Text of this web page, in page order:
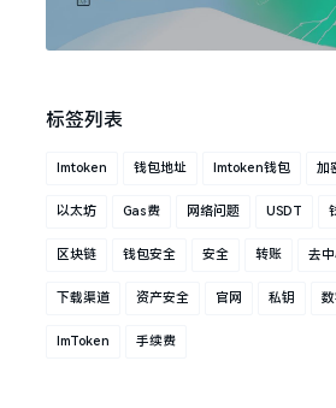
标签列表
Imtoken 钱包地址 Imtoken钱包 加
以太坊 Gas费 网络问题 USDT
区块链 钱包安全 安全 转账 去
下载渠道 资产安全 官网 私钥
ImToken 手续费